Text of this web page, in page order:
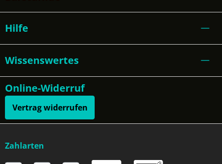
Hilfe
Wissenswertes
Online-Widerruf
Vertrag widerrufen
Zahlarten